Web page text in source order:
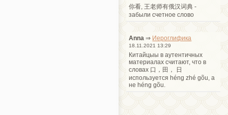
你看, 王老师有俄汉词典 -
забыли счетное слово
Anna ⇒ Иероглифика
18.11.2021 13:29
Китайцыы в аутентичных
материалах считают, что в
словах 口，田， 日
используется héng zhé gõu, а
не héng gõu.